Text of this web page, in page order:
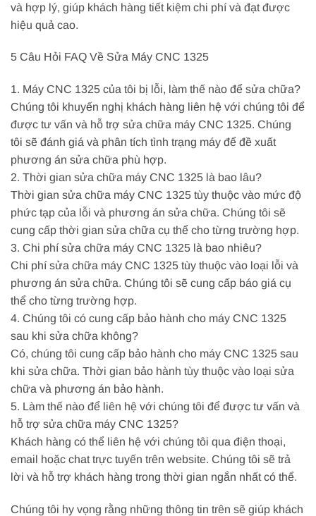
và hợp lý, giúp khách hàng tiết kiệm chi phí và đạt được
hiệu quả cao.
5 Câu Hỏi FAQ Về Sửa Máy CNC 1325
1. Máy CNC 1325 của tôi bị lỗi, làm thế nào để sửa chữa?
Chúng tôi khuyến nghị khách hàng liên hệ với chúng tôi để
được tư vấn và hỗ trợ sửa chữa máy CNC 1325. Chúng
tôi sẽ đánh giá và phân tích tình trạng máy để đề xuất
phương án sửa chữa phù hợp.
2. Thời gian sửa chữa máy CNC 1325 là bao lâu?
Thời gian sửa chữa máy CNC 1325 tùy thuộc vào mức độ
phức tạp của lỗi và phương án sửa chữa. Chúng tôi sẽ
cung cấp thời gian sửa chữa cụ thể cho từng trường hợp.
3. Chi phí sửa chữa máy CNC 1325 là bao nhiêu?
Chi phí sửa chữa máy CNC 1325 tùy thuộc vào loại lỗi và
phương án sửa chữa. Chúng tôi sẽ cung cấp báo giá cụ
thể cho từng trường hợp.
4. Chúng tôi có cung cấp bảo hành cho máy CNC 1325
sau khi sửa chữa không?
Có, chúng tôi cung cấp bảo hành cho máy CNC 1325 sau
khi sửa chữa. Thời gian bảo hành tùy thuộc vào loại sửa
chữa và phương án bảo hành.
5. Làm thế nào để liên hệ với chúng tôi để được tư vấn và
hỗ trợ sửa chữa máy CNC 1325?
Khách hàng có thể liên hệ với chúng tôi qua điện thoại,
email hoặc chat trực tuyến trên website. Chúng tôi sẽ trả
lời và hỗ trợ khách hàng trong thời gian ngắn nhất có thể.
Chúng tôi hy vọng rằng những thông tin trên sẽ giúp khách